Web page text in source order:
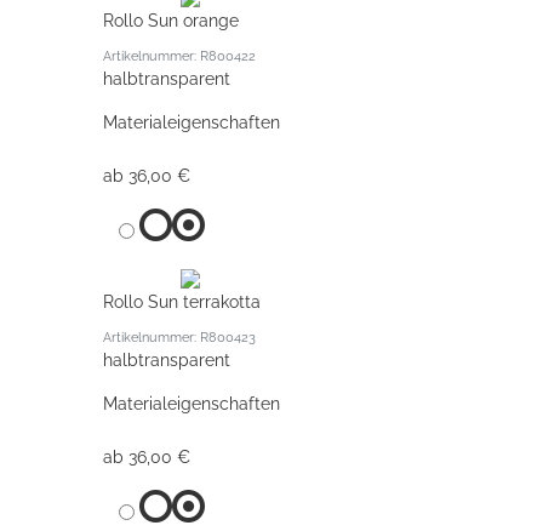
Rollo Sun orange
Artikelnummer: R800422
halbtransparent
Materialeigenschaften
ab 36,00 €
Rollo Sun terrakotta
Artikelnummer: R800423
halbtransparent
Materialeigenschaften
ab 36,00 €